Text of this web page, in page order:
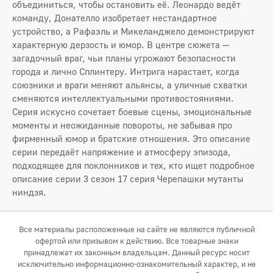
объединиться, чтобы остановить её. Леонардо ведёт
команду, Донателло изобретает нестандартное
устройство, а Рафаэль и Микеланджело демонстрируют
характерную дерзость и юмор. В центре сюжета —
загадочный враг, чьи планы угрожают безопасности
города и лично Сплинтеру. Интрига нарастает, когда
союзники и враги меняют альянсы, а уличные схватки
сменяются интеллектуальными противостояниями.
Серия искусно сочетает боевые сцены, эмоциональные
моменты и неожиданные повороты, не забывая про
фирменный юмор и братские отношения. Это описание
серии передаёт напряжение и атмосферу эпизода,
подходящее для поклонников и тех, кто ищет подробное
описание серии 3 сезон 17 серия Черепашки мутанты
ниндзя.
Все материалы расположенные на сайте не являются публичной
офертой или призывом к действию. Все товарные знаки
принадлежат их законным владельцам. Данный ресурс носит
исключительно информационно-ознакомительный характер, и не